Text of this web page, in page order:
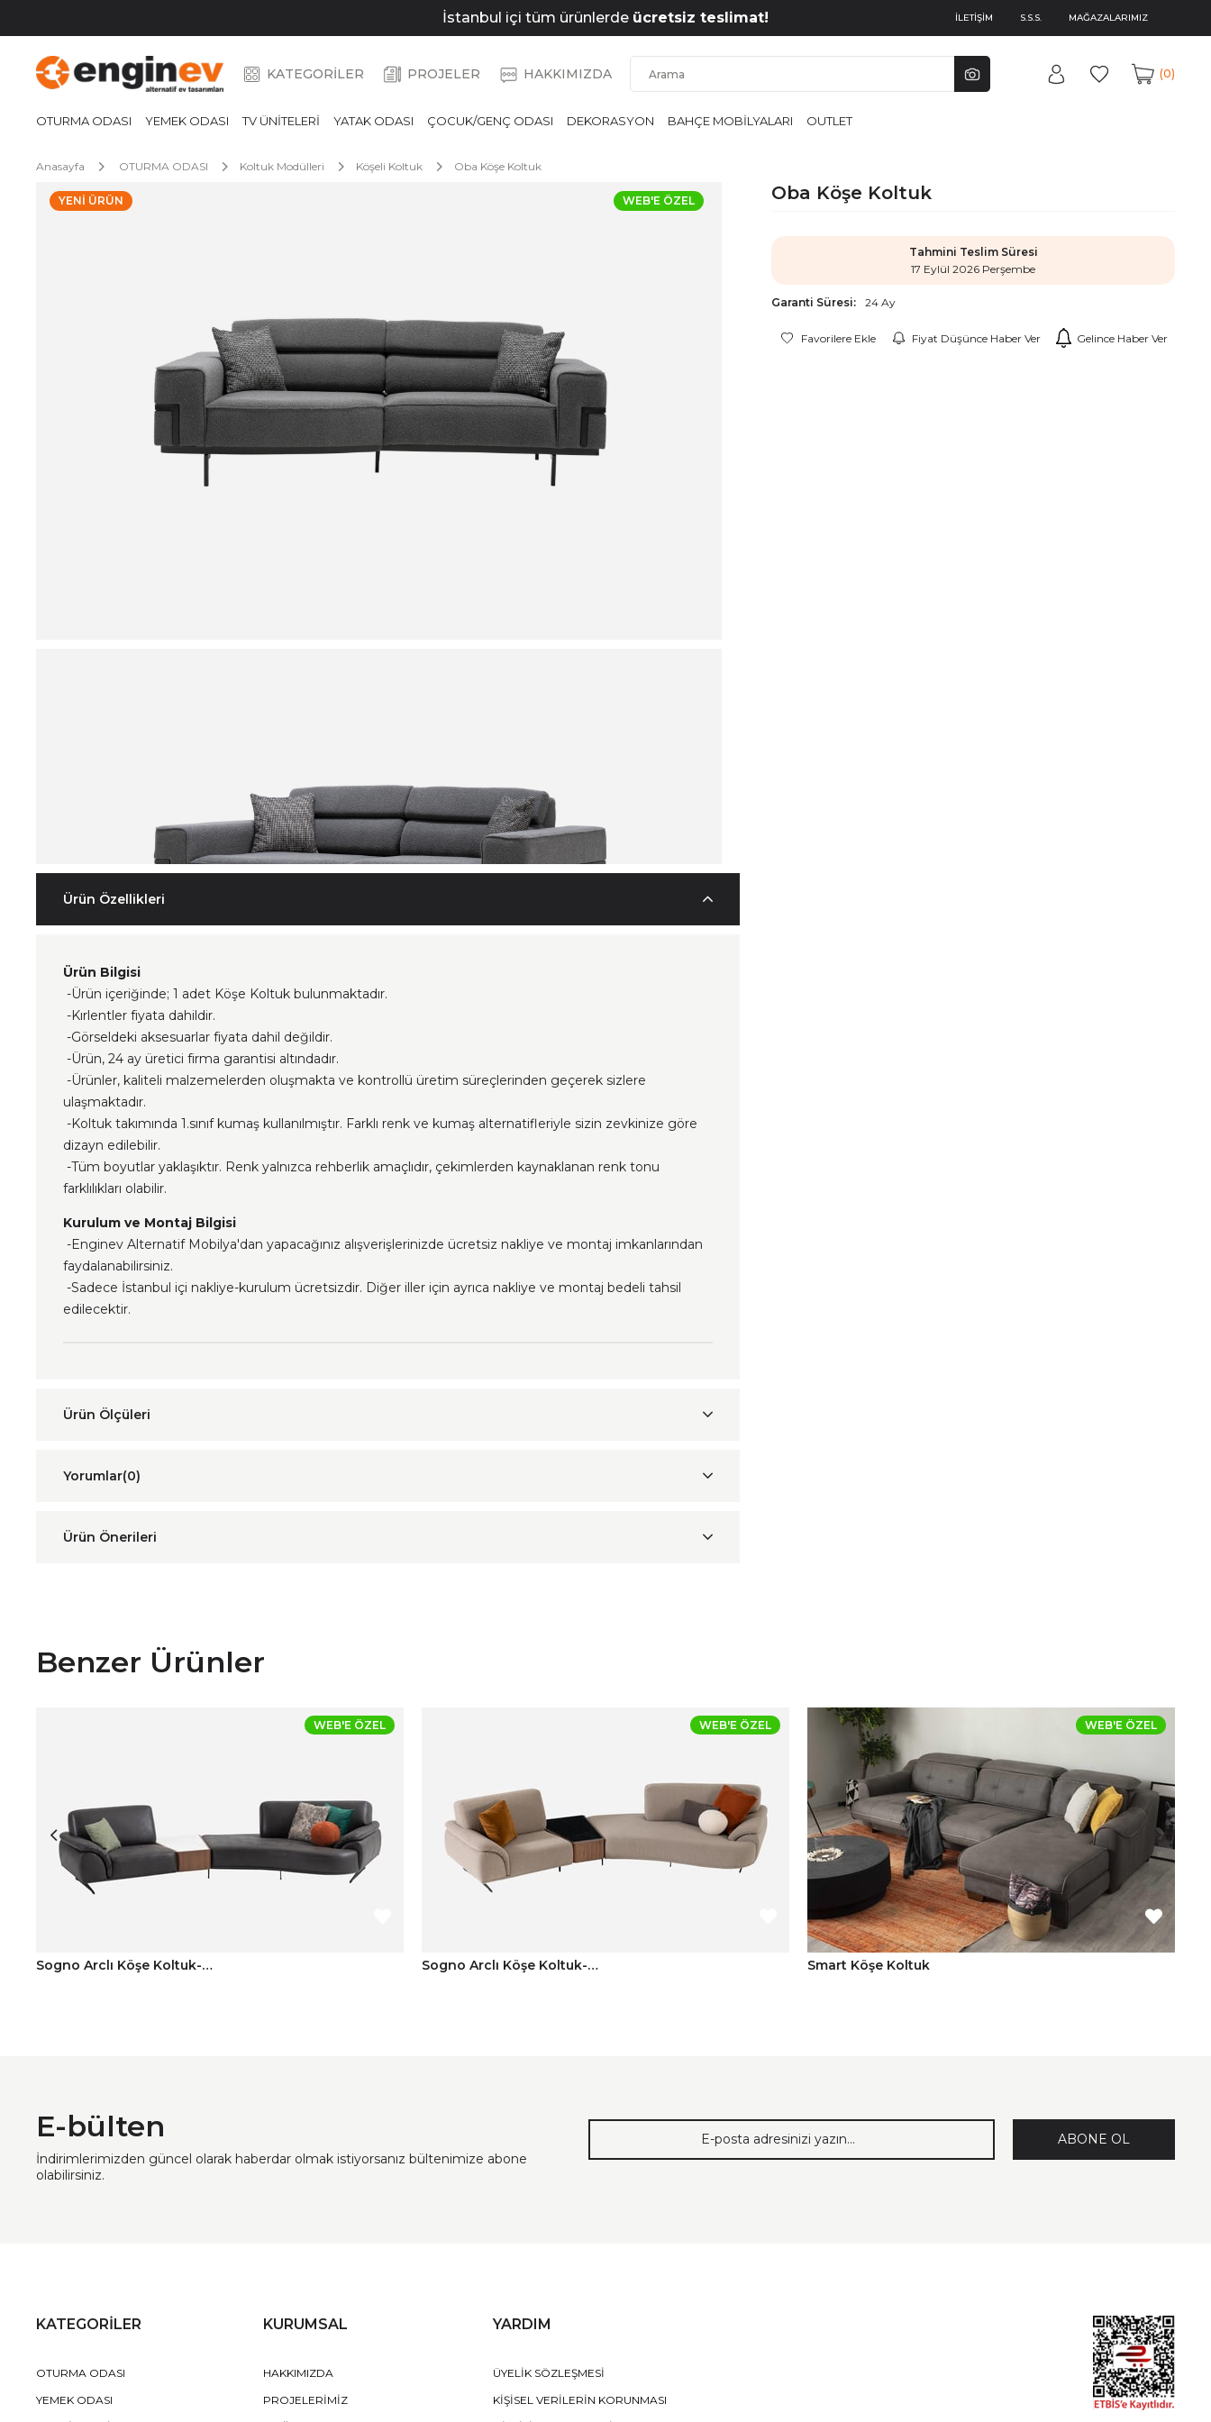
İstanbul içi tüm ürünlerde ücretsiz teslimat! İLETİŞİM S.S.S. MAĞAZALARIMIZ
KATEGORİLER PROJELER HAKKIMIZDA 0
OTURMA ODASI YEMEK ODASI TV ÜNİTELERİ YATAK ODASI ÇOCUK/GENÇ ODASI DEKORASYON BAHÇE MOBİLYALARI OUTLET
Anasayfa OTURMA ODASI Koltuk Modülleri Köşeli Koltuk Oba Köşe Koltuk
YENI ÜRÜN WEB'E ÖZEL Oba Köşe Koltuk
Tahmini Teslim Süresi
17 Eylül 2026 Perşembe
Garanti Süresi: 24 Ay
Favorilere Ekle Fiyat Düşünce Haber Ver Gelince Haber Ver
Ürün Özellikleri
Ürün Bilgisi
-Ürün içeriğinde; 1 adet Köşe Koltuk bulunmaktadır.
-Kırlentler fiyata dahildir.
-Görseldeki aksesuarlar fiyata dahil değildir.
-Ürün, 24 ay üretici firma garantisi altındadır.
-Ürünler, kaliteli malzemelerden oluşmakta ve kontrollü üretim süreçlerinden geçerek sizlere
ulaşmaktadır.
-Koltuk takımında 1.sınıf kumaş kullanılmıştır. Farklı renk ve kumaş alternatifleriyle sizin zevkinize göre
dizayn edilebilir.
-Tüm boyutlar yaklaşıktır. Renk yalnızca rehberlik amaçlıdır, çekimlerden kaynaklanan renk tonu
farklılıkları olabilir.
Kurulum ve Montaj Bilgisi
-Enginev Alternatif Mobilya'dan yapacağınız alışverişlerinizde ücretsiz nakliye ve montaj imkanlarından
faydalanabilirsiniz.
-Sadece İstanbul içi nakliye-kurulum ücretsizdir. Diğer iller için ayrıca nakliye ve montaj bedeli tahsil
edilecektir.
Yorumlar(0)
Ürün Önerileri
Benzer Ürünler
Sogno Arclı Köşe Koltuk-Nubuk
WEB'E ÖZEL
Sogno Arclı Köşe Koltuk-Keten
WEB'E ÖZEL
Smart Köşe Koltuk
WEB'E ÖZEL
E-bülten
İndirimlerimizden güncel olarak haberdar olmak istiyorsanız bültenimize abone
olabilirsiniz.
ABONE OL
KATEGORİLER
OTURMA ODASI
YEMEK ODASI
KURUMSAL
HAKKIMIZDA
PROJELERİMİZ
YARDIM
ÜYELİK SÖZLEŞMESİ
KİŞİSEL VERİLERİN KORUNMASI